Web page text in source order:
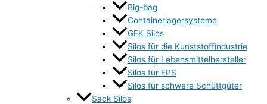
Big-bag
Containerlagersysteme
GFK Silos
Silos für die Kunststoffindustrie
Silos für Lebensmittelhersteller
Silos für EPS
Silos für schwere Schüttgüter
Sack Silos